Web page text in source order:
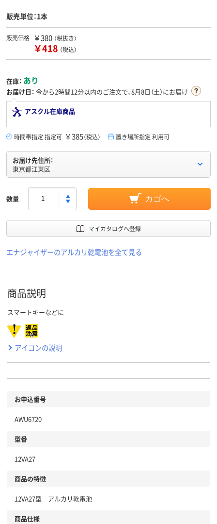
販売単位：1本
販売価格 ￥380 （税抜き）
￥418 （税込）
在庫： あり
お届け日： 今から2時間12分以内のご注文で、8月8日（土）にお届け
アスクル在庫商品
時間帯指定 指定可 ￥385（税込） 置き場所指定 利用可
お届け先住所：
東京都江東区
数量 カゴへ
マイカタログへ登録
エナジャイザーのアルカリ乾電池を全て見る
商品説明
スマートキーなどに
アイコンの説明
お申込番号
AWU6720
型番
12VA27
商品の特徴
12VA27型 アルカリ乾電池
商品仕様